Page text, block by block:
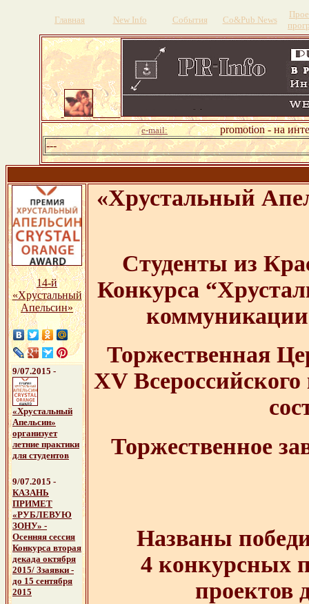
Главная New Info События Со&Pub News
e-mail:promotion - на
---
14-й
«Хрустальный
Апельсин»
9/07.2015 -
«Хрустальный
Апельсин»
организует
летние практики
для студентов
9/07.2015 -
КАЗАНЬ
ПРИМЕТ
«РУБЛЕВУЮ
ЗОНУ» -
Осенняя сессия
Конкурса вторая
декада октября
2015/ Ззаявки -
до 15 сентября
2015
«Хрустальный
Студенты из
Конкурса
коммуникации
Торжественная
XV
Торжественное
Названы
4 конкурсных
проектов